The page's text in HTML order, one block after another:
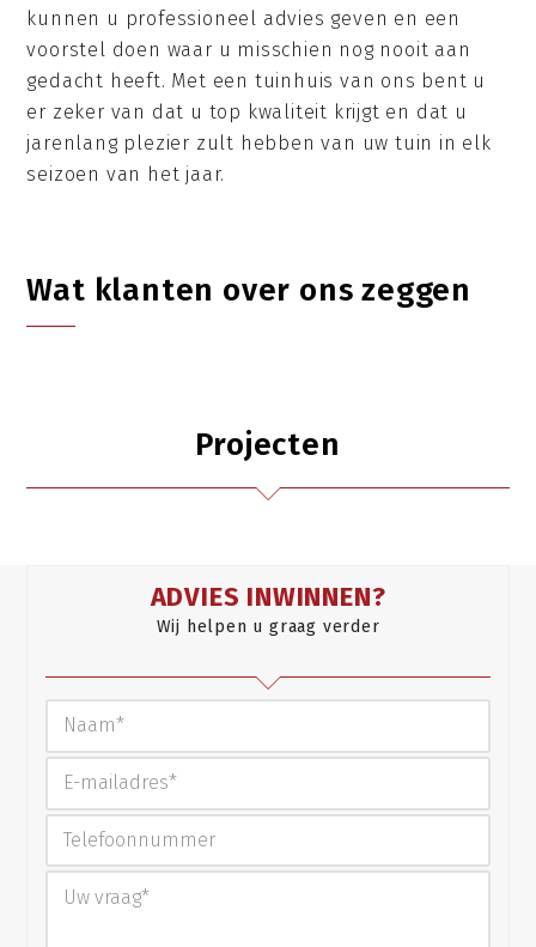
kunnen u professioneel advies geven en een
voorstel doen waar u misschien nog nooit aan
gedacht heeft. Met een tuinhuis van ons bent u
er zeker van dat u top kwaliteit krijgt en dat u
jarenlang plezier zult hebben van uw tuin in elk
seizoen van het jaar.
Wat klanten over ons zeggen
Projecten
ADVIES INWINNEN?
Wij helpen u graag verder